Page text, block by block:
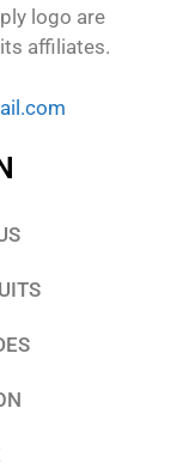
logo are
affiliates.